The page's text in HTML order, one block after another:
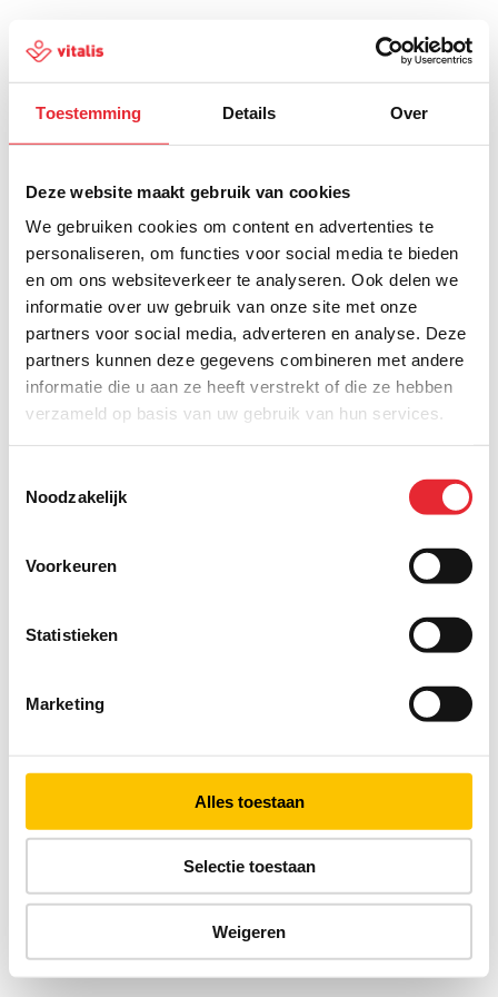
Toestemming Details Over
Deze website maakt gebruik van cookies
We gebruiken cookies om content en advertenties te
personaliseren, om functies voor social media te bieden
en om ons websiteverkeer te analyseren. Ook delen we
informatie over uw gebruik van onze site met onze
partners voor social media, adverteren en analyse. Deze
partners kunnen deze gegevens combineren met andere
informatie die u aan ze heeft verstrekt of die ze hebben
verzameld op basis van uw gebruik van hun services.
Noodzakelijk
Voorkeuren
Statistieken
Marketing
Alles toestaan
Selectie toestaan
Weigeren
500
Er is iets fout gegaan
Probeer het later opnieuw of ga terug naar de
homepagina.